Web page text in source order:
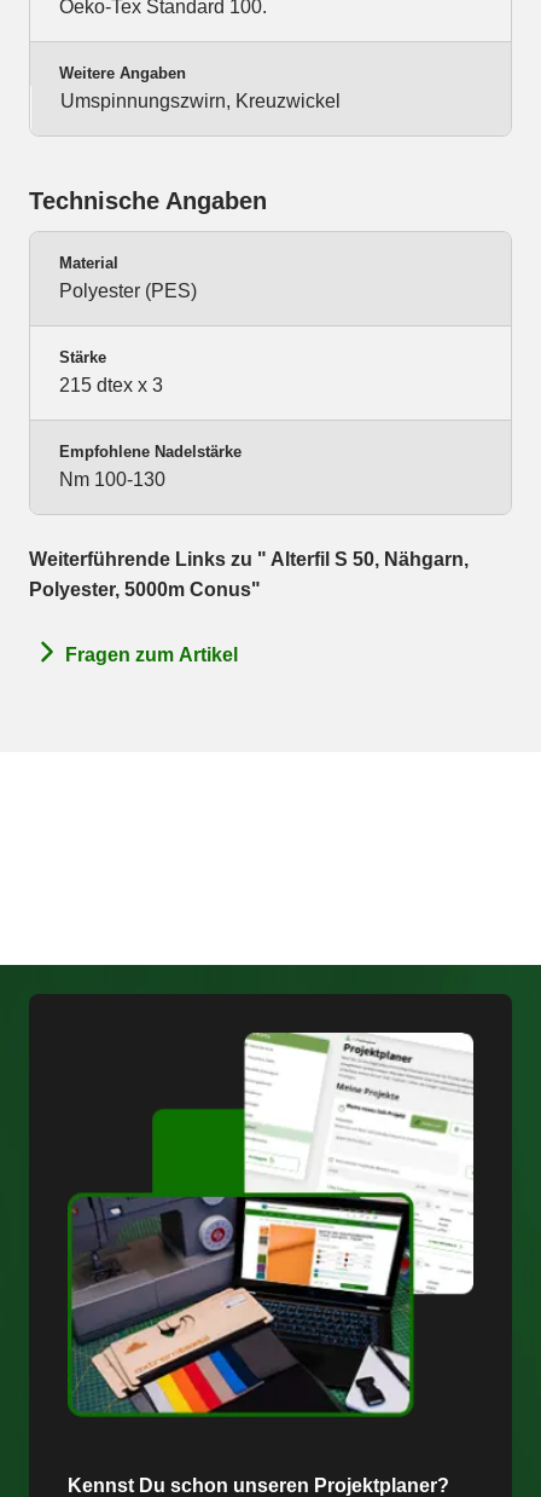
Oeko-Tex Standard 100.
Weitere Angaben
Umspinnungszwirn, Kreuzwickel
Technische Angaben
Material
Polyester (PES)
Stärke
215 dtex x 3
Empfohlene Nadelstärke
Nm 100-130
Weiterführende Links zu " Alterfil S 50, Nähgarn,
Polyester, 5000m Conus"
Fragen zum Artikel
Kennst Du schon unseren Projektplaner?